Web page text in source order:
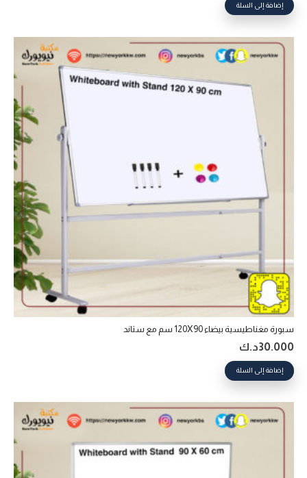
إضافة إلى السلة
سبورة مغناطيسية بيضاء 120X90 سم مع ستاند
30.000د.ك
إضافة إلى السلة